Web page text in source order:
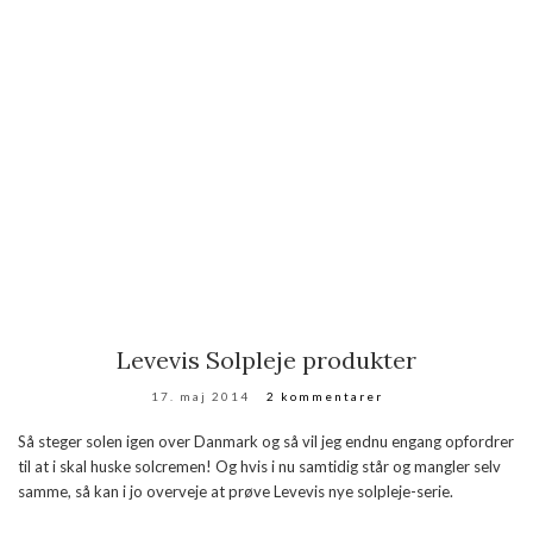
Levevis Solpleje produkter
17. maj 2014 2 kommentarer
Så steger solen igen over Danmark og så vil jeg endnu engang opfordrer
til at i skal huske solcremen! Og hvis i nu samtidig står og mangler selv
samme, så kan i jo overveje at prøve Levevis nye solpleje-serie.